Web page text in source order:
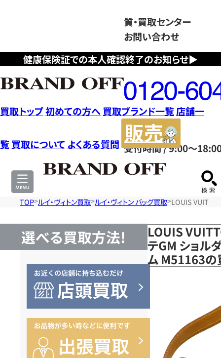
健康保険証での本人確認終了のお知らせ▶
質・買取センター
お問い合わせ
フ
リ
ー
ダ
イ
ヤ
ル
0120604117
受付時間 / 9:00～
買取トップ初めての方へ 買取ブランド一覧店舗一
覧 買取について よくある質問
サ
TOP ルイ・ヴィトン買取 ルイ・ヴィトン バッグ買取 LOUIS
選べる買取方法!
LOUIS
テGM ショル
ム M51163